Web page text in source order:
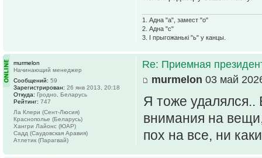
1. Адна "а", замест "о"
2. Адна "с"
3. І прыгожанькі "ь" у канцы.
Re: Приемная
murmelon 03 май
Я тоже
внимания на
пох на все, ни
murmelon
Начинающий менеджер
Сообщений: 59
Зарегистрирован: 26 янв 2013, 20:18
Откуда: Гродно, Беларусь
Рейтинг: 747
Ла Клери (Сент-Люсия)
Краснополье (Беларусь)
Хангри Лайонс (ЮАР)
Садд (Саудовская Аравия)
Атлетик (Парагвай)